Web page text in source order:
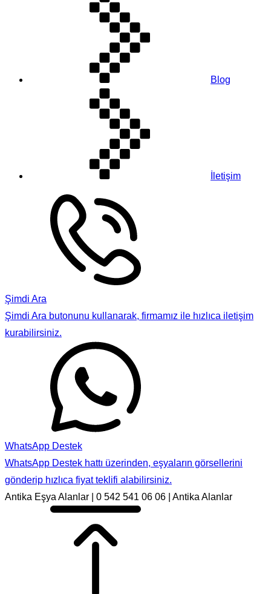
Blog
İletişim
Şimdi Ara
Şimdi Ara butonunu kullanarak, firmamız ile hızlıca iletişim
kurabilirsiniz.
WhatsApp Destek
WhatsApp Destek hattı üzerinden, eşyaların görsellerini
gönderip hızlıca fiyat teklifi alabilirsiniz.
Antika Eşya Alanlar | 0 542 541 06 06 | Antika Alanlar